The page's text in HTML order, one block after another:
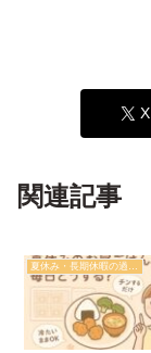
X
関連記事